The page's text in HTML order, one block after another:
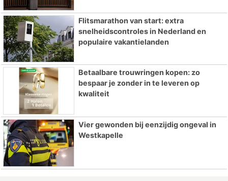
Flitsmarathon van start: extra
snelheidscontroles in Nederland en
populaire vakantielanden
Betaalbare trouwringen kopen: zo
bespaar je zonder in te leveren op
kwaliteit
Vier gewonden bij eenzijdig ongeval in
Westkapelle